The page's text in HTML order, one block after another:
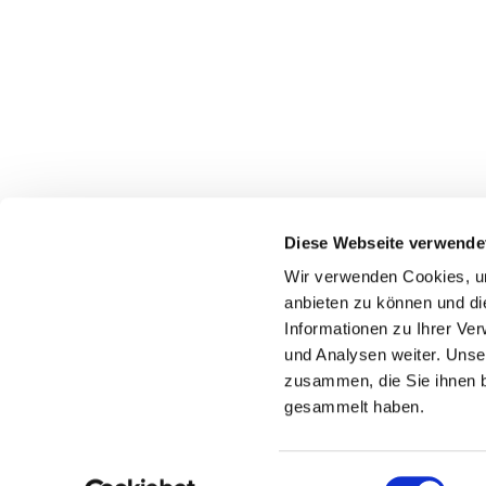
Diese Webseite
Wir verwenden Cookies,
anbieten zu können und
Informationen zu Ihrer
und Analysen weiter.
zusammen, die Sie ihnen
gesammelt haben.
Kirchenbezirk Überlingen-Stockach
Grabenstrasse 2, 88662 Überlingen